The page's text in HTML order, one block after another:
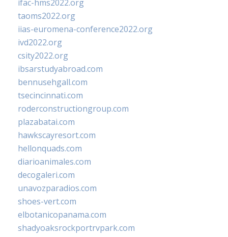
ifac-hms2022.org
taoms2022.org
iias-euromena-conference2022.org
ivd2022.org
csity2022.org
ibsarstudyabroad.com
bennusehgall.com
tsecincinnati.com
roderconstructiongroup.com
plazabatai.com
hawkscayresort.com
hellonquads.com
diarioanimales.com
decogaleri.com
unavozparadios.com
shoes-vert.com
elbotanicopanama.com
shadyoaksrockportrvpark.com